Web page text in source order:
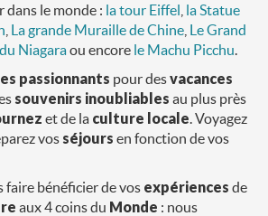
le monde : la tour Eiffel la Statue
La grande Muraille de Chine Le Grand
Niagaraou encore le Machu Picchu
passionnants pour desvacances
souvenirs inoubliables au plus près
et de la culture locale . Voyagez
vos séjours en fonction de vos
faire bénéficier de vos expériences de
aux 4 coins du Monde : nous